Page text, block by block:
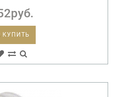
КУПИТЬ